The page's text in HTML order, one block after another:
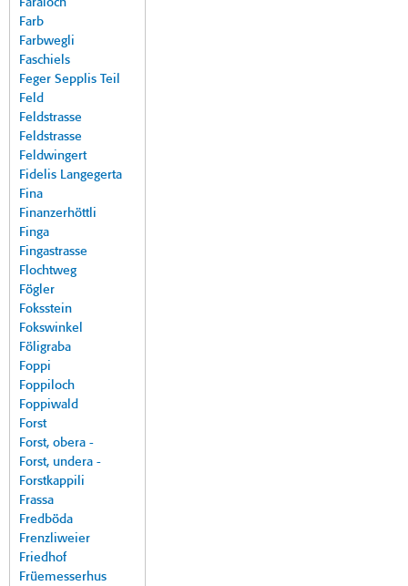
Faraloch
Farb
Farbwegli
Faschiels
Feger Sepplis Teil
Feld
Feldstrasse
Feldstrasse
Feldwingert
Fidelis Langegerta
Fina
Finanzerhöttli
Finga
Fingastrasse
Flochtweg
Fögler
Foksstein
Fokswinkel
Föligraba
Foppi
Foppiloch
Foppiwald
Forst
Forst, obera -
Forst, undera -
Forstkappili
Frassa
Fredböda
Frenzliweier
Friedhof
Früemesserhus